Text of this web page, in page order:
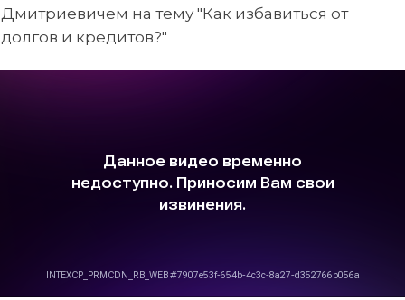
Дмитриевичем на тему "Как избавиться от
долгов и кредитов?"